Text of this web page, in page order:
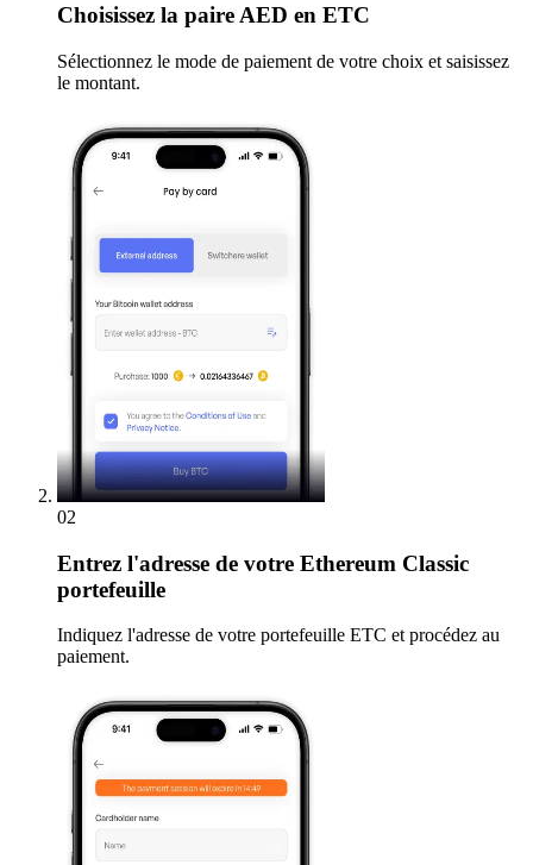
Choisissez la paire AED en ETC
Sélectionnez le mode de paiement de votre choix et saisissez
le montant.
02
Entrez l'adresse de votre Ethereum Classic
portefeuille
Indiquez l'adresse de votre portefeuille ETC et procédez au
paiement.